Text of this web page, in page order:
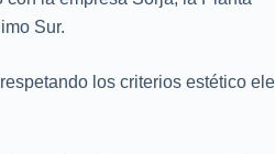
Sur.
los criterios estético